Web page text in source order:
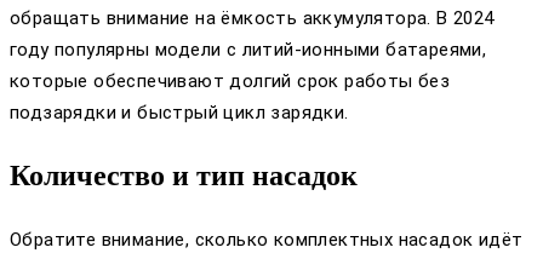
обращать внимание на ёмкость аккумулятора. В 2024
году популярны модели с литий-ионными батареями,
которые обеспечивают долгий срок работы без
подзарядки и быстрый цикл зарядки.
Количество и тип насадок
Обратите внимание, сколько комплектных насадок идёт